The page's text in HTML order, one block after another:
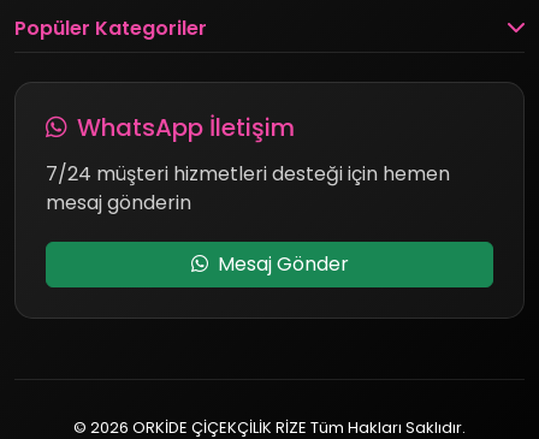
Popüler Kategoriler
WhatsApp İletişim
7/24 müşteri hizmetleri desteği için hemen
mesaj gönderin
Mesaj Gönder
© 2026 ORKİDE ÇİÇEKÇİLİK RİZE Tüm Hakları Saklıdır.